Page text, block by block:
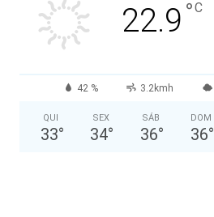
22.9 °C
42 % 3.2kmh
QUI
33°
SEX
34°
SÁB
36°
DOM
36°